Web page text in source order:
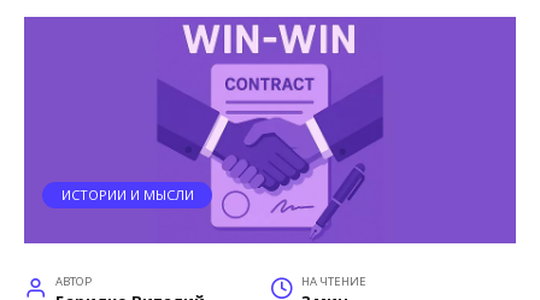
ИСТОРИИ И МЫСЛИ
АВТОР НА ЧТЕНИЕ